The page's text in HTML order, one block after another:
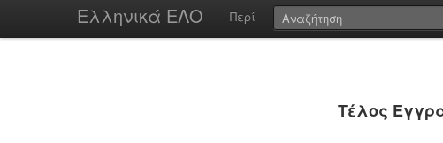
Ελληνικά ΕΛΟ Περί
Τέλος